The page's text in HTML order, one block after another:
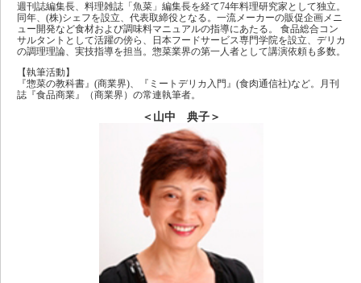
週刊誌編集長、料理雑誌「魚菜」編集長を経て74年料理研究家として独立。
同年、(株)シェフを設立、代表取締役となる。一流メーカーの販促企画メニ
ュー開発など食材および調味料マニュアルの指導にあたる。 食品総合コン
サルタントとして活躍の傍ら、日本フードサービス専門学院を設立、デリカ
の調理理論、実技指導を担当。惣菜業界の第一人者として講演依頼も多数。
【執筆活動】
『惣菜の教科書』(商業界)、『ミートデリカ入門』(食肉通信社)など。月刊
誌『食品商業』（商業界）の常連執筆者。
＜山中 典子＞